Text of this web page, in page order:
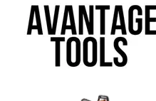
Перейти к основному контенту